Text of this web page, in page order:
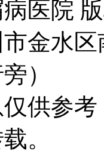
医院
金水
）
供参
。